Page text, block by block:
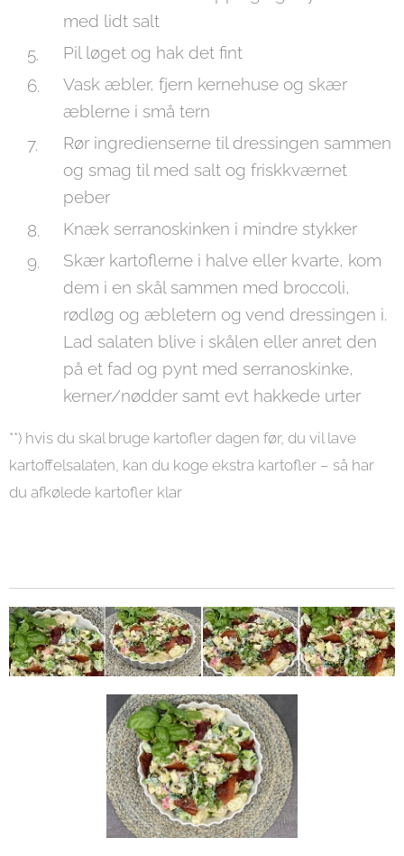
med lidt salt
Pil løget og hak det fint
Vask æbler, fjern kernehuse og skær
æblerne i små tern
Rør ingredienserne til dressingen sammen
og smag til med salt og friskkværnet
peber
Knæk serranoskinken i mindre stykker
Skær kartoflerne i halve eller kvarte, kom
dem i en skål sammen med broccoli,
rødløg og æbletern og vend dressingen i.
Lad salaten blive i skålen eller anret den
på et fad og pynt med serranoskinke,
kerner/nødder samt evt hakkede urter
**) hvis du skal bruge kartofler dagen før, du vil lave
kartoffelsalaten, kan du koge ekstra kartofler – så har
du afkølede kartofler klar